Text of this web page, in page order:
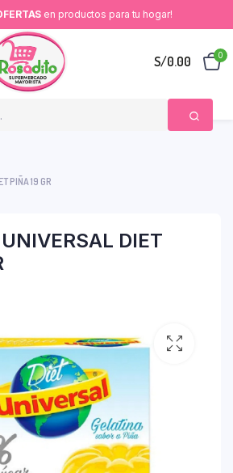
en productos para tu hogar!
S/0.00 0
PIÑA 19 GR
DIET